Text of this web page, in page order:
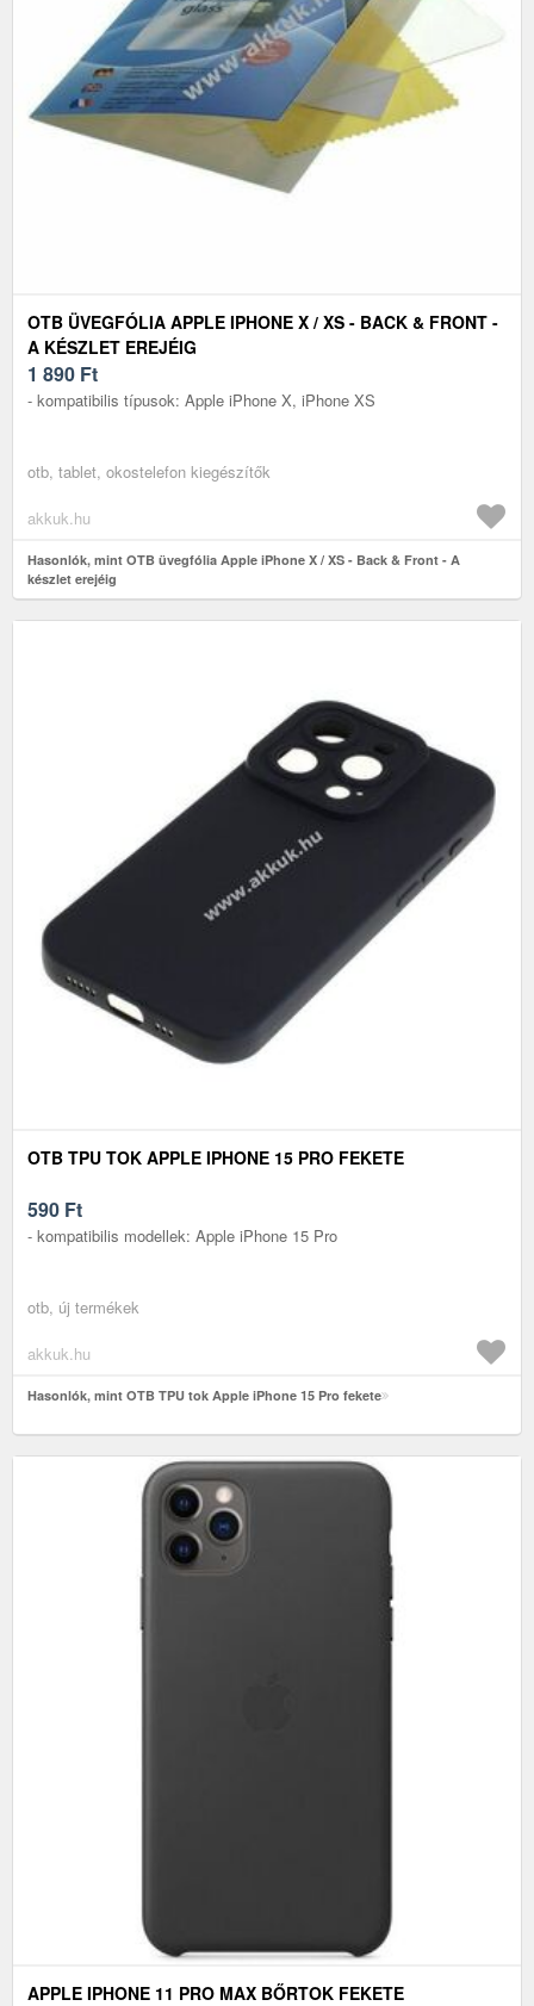
OTB ÜVEGFÓLIA APPLE IPHONE X / XS - BACK & FRONT -
A KÉSZLET EREJÉIG
1 890 Ft
- kompatibilis típusok: Apple iPhone X, iPhone XS
otb, tablet, okostelefon kiegészítők
akkuk.hu
Hasonlók, mint OTB üvegfólia Apple iPhone X / XS - Back & Front - A
készlet erejéig
OTB TPU TOK APPLE IPHONE 15 PRO FEKETE
590 Ft
- kompatibilis modellek: Apple iPhone 15 Pro
otb, új termékek
akkuk.hu
Hasonlók, mint OTB TPU tok Apple iPhone 15 Pro fekete
APPLE IPHONE 11 PRO MAX BŐRTOK FEKETE